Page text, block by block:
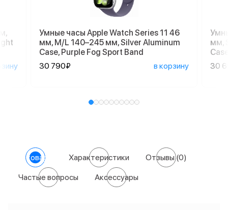
Умные часы Apple Watch Series 11 46
мм, M/L 140–245 мм, Silver Aluminum
Case, Purple Fog Sport Band
30 790₽
в корзину
мм,
30
О товаре Характеристики Отзывы(0)
Частые вопросы Аксессуары